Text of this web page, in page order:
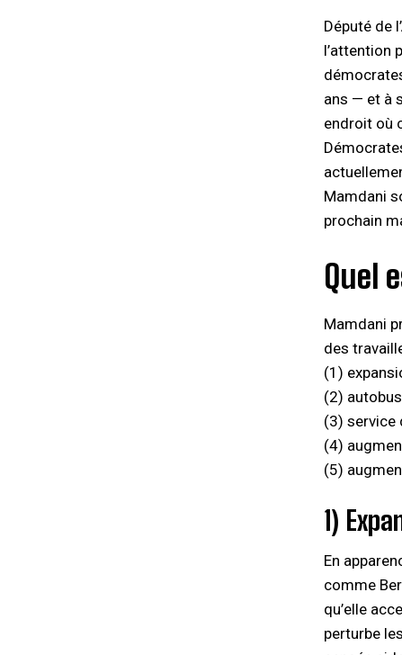
Député de
l’attention
ans — et à
endroit où
Mamdani
prochain
Quel
Mamdani
des
(1)
(2)
(3) service
(4)
(5)
1)
En
comme
qu’elle
perturbe